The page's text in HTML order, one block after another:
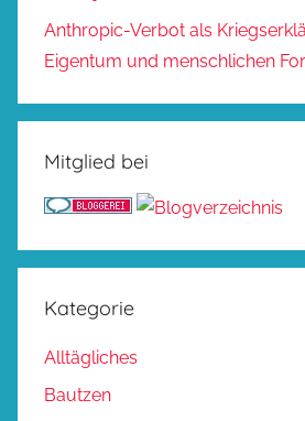
Anthropic-Verbot als
Eigentum und menschlichen
Mitglied bei
Kategorie
Alltägliches
Bautzen